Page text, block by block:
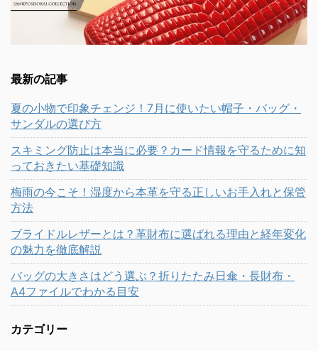
最新の記事
夏の小物で印象チェンジ！7月に使いたい帽子・バッグ・
サンダルの選び方
スキミング防止は本当に必要？カード情報を守るために知
っておきたい基礎知識
梅雨の今こそ！湿度から本革を守る正しいお手入れと保管
方法
ブライドルレザーとは？革財布に選ばれる理由と経年変化
の魅力を徹底解説
バッグの大きさはどう選ぶ？折りたたみ日傘・長財布・
A4ファイルでわかる目安
カテゴリー